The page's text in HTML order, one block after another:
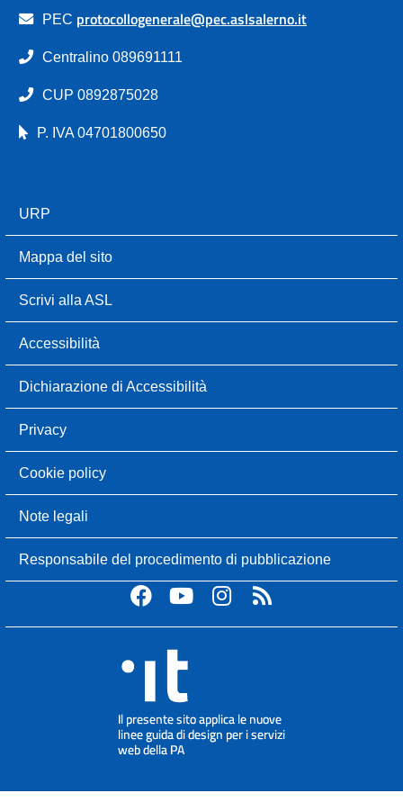
PEC protocollogenerale@pec.aslsalerno.it
Centralino 089691111
CUP 0892875028
P. IVA 04701800650
URP
Mappa del sito
Scrivi alla ASL
Accessibilità
Dichiarazione di Accessibilità
Privacy
Cookie policy
Note legali
Responsabile del procedimento di pubblicazione